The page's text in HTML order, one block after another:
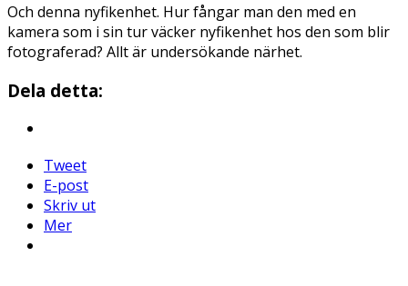
Och denna nyfikenhet. Hur fångar man den med en
kamera som i sin tur väcker nyfikenhet hos den som blir
fotograferad? Allt är undersökande närhet.
Dela detta:
Tweet
E-post
Skriv ut
Mer